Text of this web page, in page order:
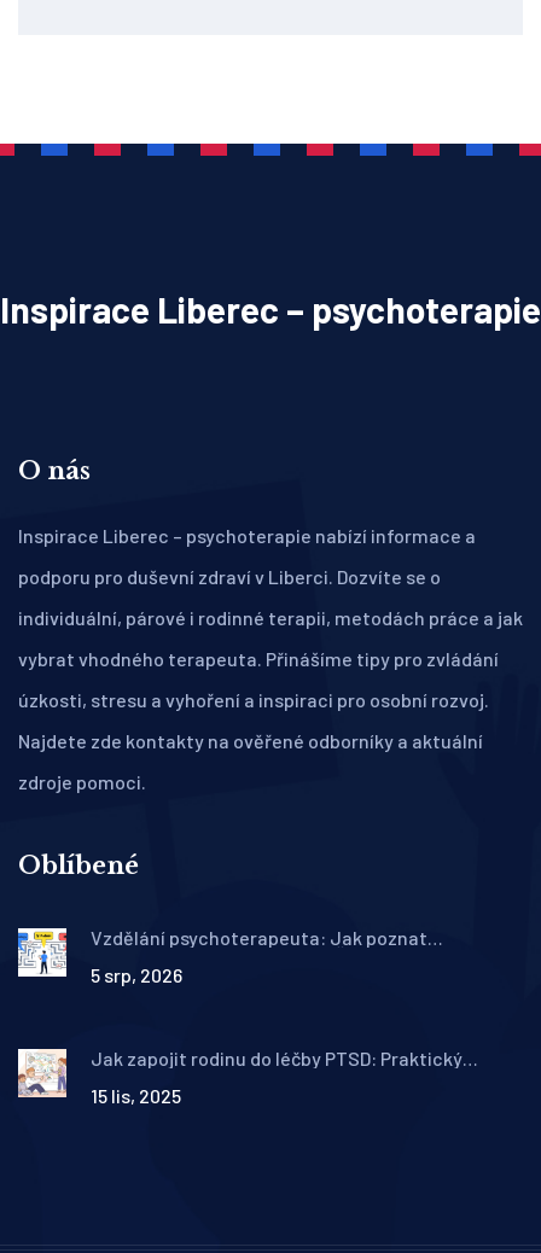
Inspirace Liberec – psychoterapie
O nás
Inspirace Liberec – psychoterapie nabízí informace a
podporu pro duševní zdraví v Liberci. Dozvíte se o
individuální, párové i rodinné terapii, metodách práce a jak
vybrat vhodného terapeuta. Přinášíme tipy pro zvládání
úzkosti, stresu a vyhoření a inspiraci pro osobní rozvoj.
Najdete zde kontakty na ověřené odborníky a aktuální
zdroje pomoci.
Oblíbené
Vzdělání psychoterapeuta: Jak poznat
5 srp, 2026
Jak zapojit rodinu do léčby PTSD: Praktický
15 lis, 2025